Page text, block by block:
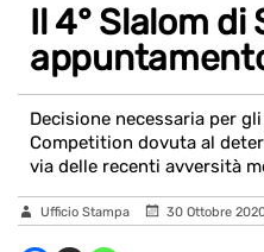
Il 4° Slalom di
Decisione necessaria per
Competition dovuta al
via delle recenti avversità
Ufficio Stampa 30 Ottobre